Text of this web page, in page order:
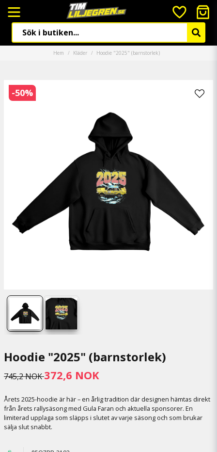
Hem Kläder Hoodie "2025" (barnstorlek)
-50%
Hoodie "2025" (barnstorlek)
745,2 NOK372,6 NOK
Årets 2025-hoodie är här – en årlig tradition där designen hämtas direkt
från årets rallysäsong med Gula Faran och aktuella sponsorer. En
limiterad upplaga som släpps i slutet av varje säsong och som brukar
sälja slut snabbt.